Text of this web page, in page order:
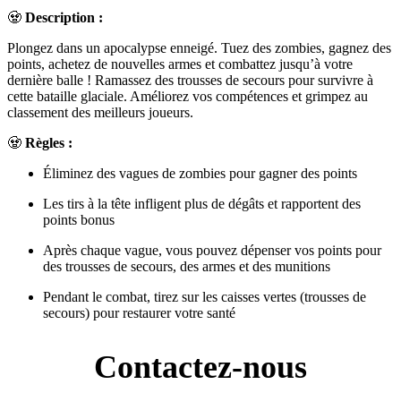
🧟 Description :
Plongez dans un apocalypse enneigé. Tuez des zombies, gagnez des
points, achetez de nouvelles armes et combattez jusqu’à votre
dernière balle ! Ramassez des trousses de secours pour survivre à
cette bataille glaciale. Améliorez vos compétences et grimpez au
classement des meilleurs joueurs.
🧟 Règles :
Éliminez des vagues de zombies pour gagner des points
Les tirs à la tête infligent plus de dégâts et rapportent des
points bonus
Après chaque vague, vous pouvez dépenser vos points pour
des trousses de secours, des armes et des munitions
Pendant le combat, tirez sur les caisses vertes (trousses de
secours) pour restaurer votre santé
Contactez-nous